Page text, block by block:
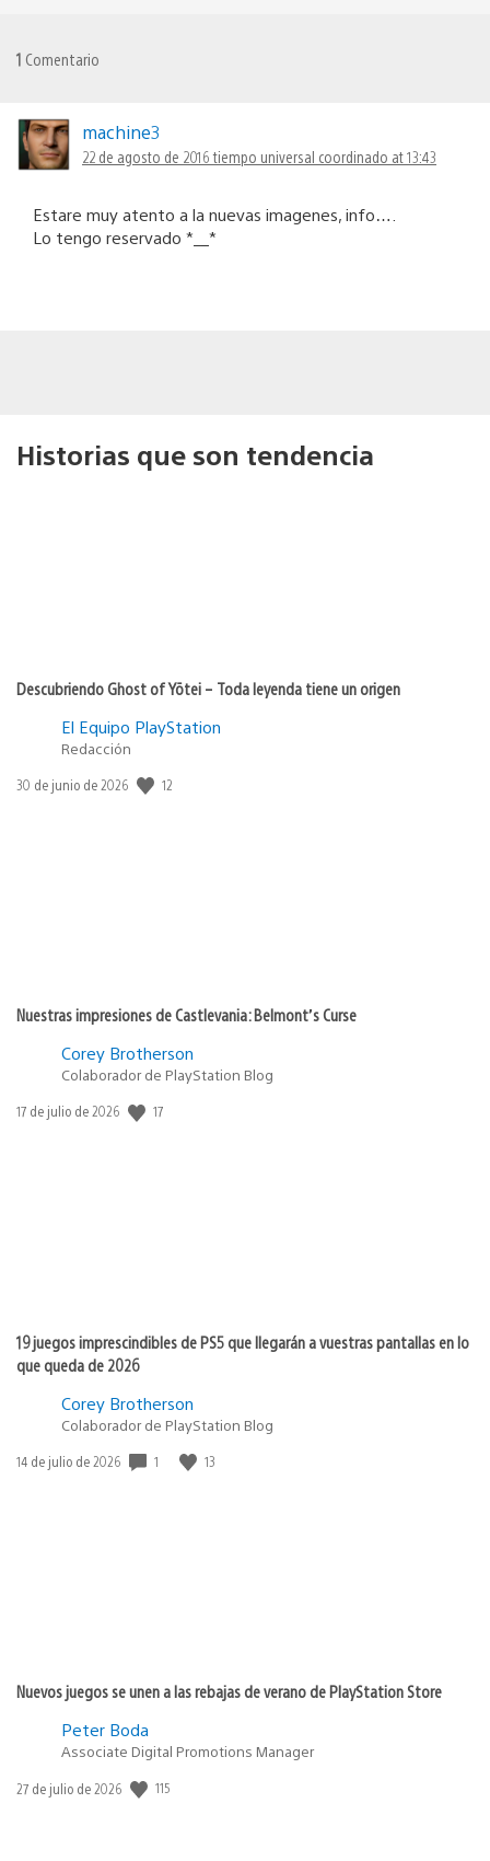
1 Comentario
machine3
22 de agosto de 2016 tiempo universal coordinado at 13:43
Estare muy atento a la nuevas imagenes, info….
Lo tengo reservado *__*
Historias que son tendencia
Descubriendo Ghost of Yōtei – Toda leyenda tiene un origen
El Equipo PlayStation
Redacción
Fecha
30 de junio de 2026 12
Nuestras impresiones de Castlevania: Belmont’s Curse
Corey Brotherson
Colaborador de PlayStation Blog
Fecha
17 de julio de 2026 17
19 juegos imprescindibles de PS5 que llegarán a vuestras pantallas en lo
que queda de 2026
Corey Brotherson
Colaborador de PlayStation Blog
Fecha
14 de julio de 2026 1 13
Nuevos juegos se unen a las rebajas de verano de PlayStation Store
Peter Boda
Associate Digital Promotions Manager
Fecha
27 de julio de 2026 115